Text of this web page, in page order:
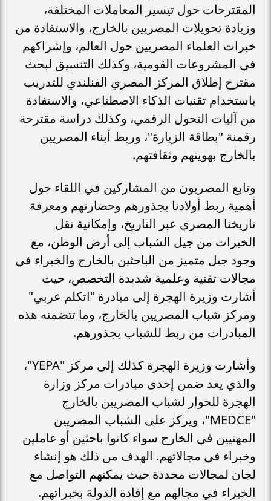
المقترحات حول تيسير المعاملات المختلفة،
وزيادة تحويلات المصريين بالخارج، والاستفادة من
خبرات العلماء المصريين حول العالم، وإشراكهم
في المشروعات القومية، وكذلك التنسيق لبحث
مقترح إطلاق المركز المصري الفنلندي للتدريب
باستخدام تقنيات الذكاء الاصطناعي، والاستفادة
من آليات التحول الرقمي، وكذلك دراسة مقترحة
رقمنة "بطاقة الزيارة"، وربط أبناء المصريين
بالخارج بهويتهم وثقافتهم.
وتابع المصريون من المشاركين في اللقاء حول
أهمية ربط أولادنا بجذورهم وحضارتهم ومعرفة
تاريخنا المصري عبر التاريخ، وإمكانية نقل
الخبرات من جيل الشباب إلى أرض الوطن، مع
وجود جيل متميز من الباحثين بالخارج والخبراء في
مجالات تقنية وعلمية شديدة التخصص، حيث
أشارت وزيرة الهجرة إلى مبادرة "اتكلم عربي"
ومركز شباب المصريين بالخارج، وما تتضمنه هذه
المبادرات من ربط للشباب بجذورهم.
وأشارت وزيرة الهجرة كذلك إلى مركز "YEPA"،
والذي يعد ضمن إحدى مبادرات مركز وزارة
الهجرة للحوار لشباب المصريين بالخارج
"MEDCE"، ويركز على الشباب المصريين
المهنيين في الخارج سواء كانوا باحثين أو عاملين
وخبراء في مجالاتهم. الهدف من ذلك هو إنشاء
لجان لمجالات محددة حيث يمكنهم التواصل مع
الخبراء في مجالهم مع إفادة الدولة بخبراتهم.